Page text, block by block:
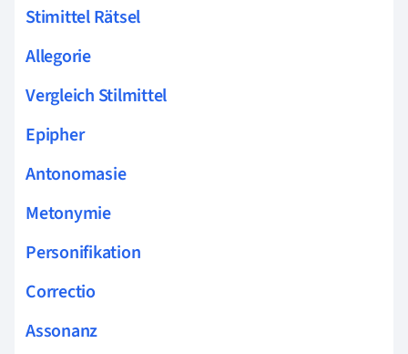
Stimittel Rätsel
Allegorie
Vergleich Stilmittel
Epipher
Antonomasie
Metonymie
Personifikation
Correctio
Assonanz